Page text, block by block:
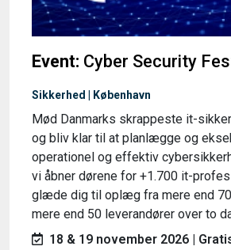
Event: Cyber Security
Sikkerhed | København
Mød Danmarks skrappeste it-
og bliv klar til at planlægge og
operationel og effektiv
vi åbner dørene for +1.700 it-
glæde dig til oplæg fra mere end
mere end 50 leverandører over to
18 & 19 november 2026 |